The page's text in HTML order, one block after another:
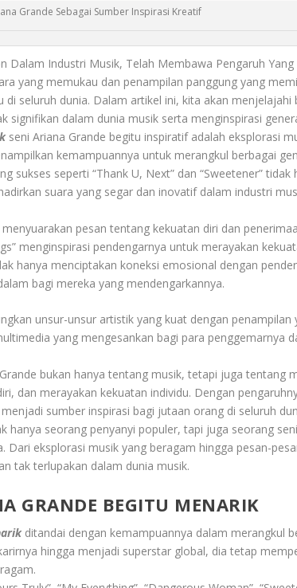
Grande Sebagai Sumber Inspirasi Kreatif
Dalam Industri Musik, Telah Membawa Pengaruh Yang
yang memukau dan penampilan panggung yang
seluruh dunia. Dalam artikel ini, kita akan menjelajahi
signifikan dalam dunia musik serta menginspirasi
seni Ariana Grande begitu inspiratif adalah eksplorasi
kemampuannya untuk merangkul berbagai
sukses seperti “Thank U, Next” dan “Sweetener” tidak
suara yang segar dan inovatif dalam industri
pesan tentang kekuatan diri dan
menginspirasi pendengarnya untuk merayakan
hanya menciptakan koneksi emosional dengan
bagi mereka yang mendengarkannya.
unsur-unsur artistik yang kuat dengan penampilan
yang mengesankan bagi para penggemarnya
bukan hanya tentang musik, tetapi juga tentang
dan merayakan kekuatan individu. Dengan
sumber inspirasi bagi jutaan orang di seluruh
hanya seorang penyanyi populer, tapi juga seorang
Dari eksplorasi musik yang beragam hingga pesan-
tak terlupakan dalam dunia musik.
GRANDE BEGITU MENARIK
ditandai dengan kemampuannya dalam merangkul
hingga menjadi superstar global, dia tetap